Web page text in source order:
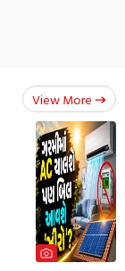
View More